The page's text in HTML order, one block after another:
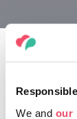
We and our
alquilar una
servicio
las
deje de